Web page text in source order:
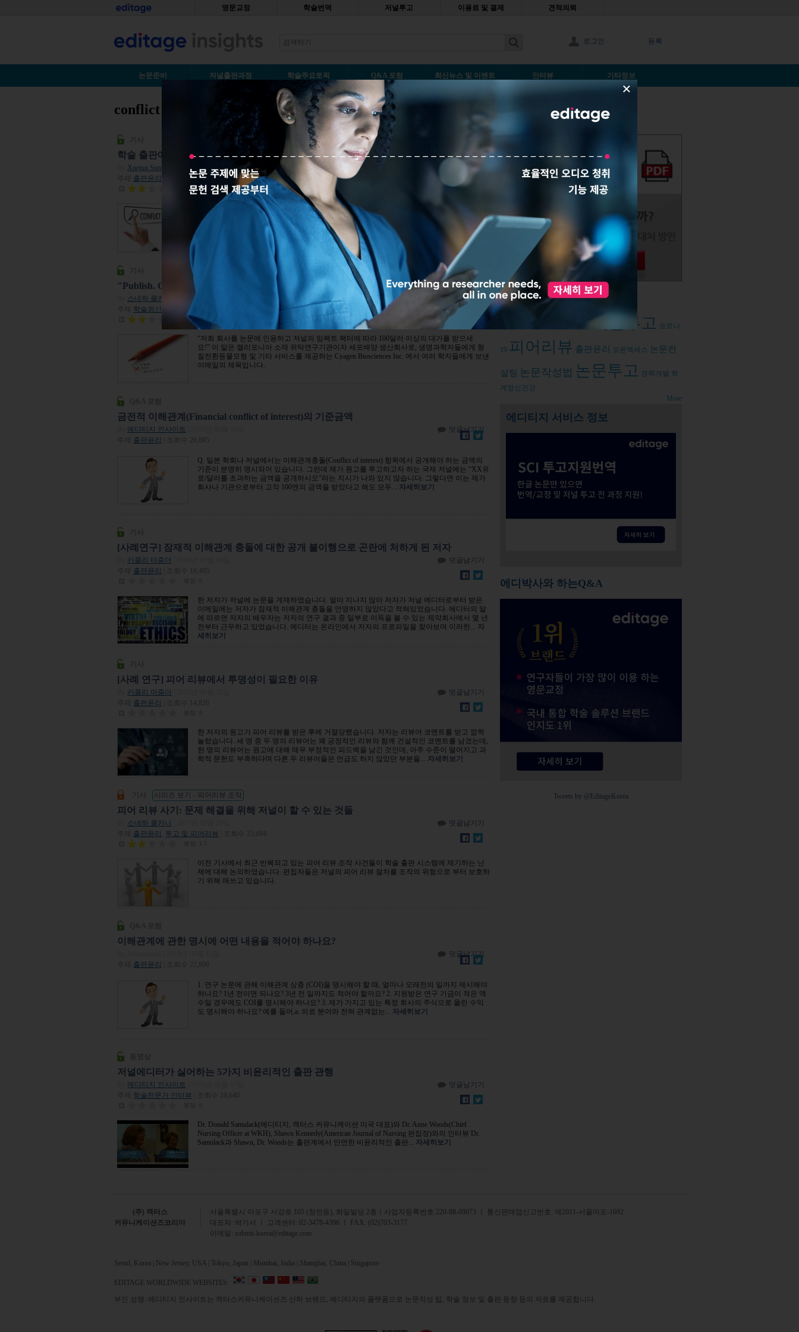
홈 영문교정 학술번역 저널투고 이용료 및 결제 견적의뢰
로그인 등록
논문준비 저널출판과정 학술주요토픽 Q&A 포럼 최신뉴스 및 이벤트 인터뷰 기타정보
You are here
conflict of interest
학술 출판에서 이해관계 충돌(conflict of interests)에 대처하는 법
Xuejun Sun | 2014년 09월 18일
덧글남기기
출판윤리 | 조회수 66,064
평점:1.6
영어로 논문을 작성할 때 보통 저널에서는 마지막에 “이 논문에는 이해관계 충돌의 여지가 없
음(the researcher claims no conflicts of interest.)” 을 명시하도록 하고 있습니다. 이것은 연구가 객
관적이고 공정하다는 저자의 선언과 같습니다. 즉, 연구 결과는 긍정적인 결과를 위한 금전적
이득 등의 외적인 요소나 부정행위와...
자세히보기
"Publish. Cite. Reward.", 한 생명과학 회사의 제도로 학계가 술렁이다
스네하 쿨카니 | 2015년 09월 08일
덧글남기기
학술최신뉴스 | 조회수 15,586
평점:2
“저희 회사를 논문에 인용하고 저널의 임팩트 팩터에 따라 100달러 이상의 대가를 받으세
요!” 이 말은 캘리포니아 소재 위탁연구기관이자 세포배양 생산회사로, 생명과학자들에게 형
질전환동물모형 및 기타 서비스를 제공하는 Cyagen Biosciences Inc. 에서 여러 학자들에게 보낸
이메일의 제목입니다.
금전적 이해관계(Financial conflict of interest)의 기준금액
에디티지 인사이트
덧글남기기
출판윤리
Q. 일본 학회나 저널에서는 이해관계충돌(Conflict of interest) 항목에서 공개해야 하는 금액의
기준이 분명히 명시되어 있습니다. 그런데 제가 원고를 투고하고자 하는 국제 저널에는 “XX유
로/달러를 초과하는 금액을 공개하시오”라는 지시가 나와 있지 않습니다. 그렇다면 이는 제가
회사나 기관으로부터 고작 100엔의 금액을 받았다고 해도 모두... 자세히보기
[사례연구] 잠재적 이해관계 충돌에 대한 공개 불이행으로 곤란에 처하게 된 저자
카콜리 마줌더
덧글남기기
출판윤리
한 저자가 저널에 논문을 게재하였습니다. 얼마 지나지 않아 저자가 저널 에디터로부터 받은
이메일에는 저자가 잠재적 이해관계 충돌을 언명하지 않았다고 적혀있었습니다. 에디터의 말
에 따르면 저자의 배우자는 저자의 연구 결과 중 일부로 이득을 볼 수 있는 제약회사에서 몇 년
전부터 근무하고 있었습니다. 에디터는 온라인에서 저자의 프로파일을 찾아보며 이러한... 자
세히보기
[사례 연구] 피어 리뷰에서 투명성이 필요한 이유
카콜리 마줌더
덧글남기기
출판윤리
한 저자의 원고가 피어 리뷰를 받은 후에 거절당했습니다. 저자는 리뷰어 코멘트를 받고 깜짝
놀랐습니다. 세 명 중 두 명의 리뷰어는 꽤 긍정적인 리뷰와 함께 건설적인 코멘트를 남겼는데,
한 명의 리뷰어는 원고에 대해 매우 부정적인 피드백을 남긴 것인데, 아주 수준이 떨어지고 과
학적 문헌도 부족하다며 다른 두 리뷰어들은 언급도 하지 않았던 부분을... 자세히보기
시리즈 보기 - 피어리뷰 조작
피어 리뷰 사기: 문제 해결을 위해 저널이 할 수 있는 것들
스네하 쿨카니
덧글남기기
출판윤리 투고 및 피어리뷰
이전 기사에서 최근 반복되고 있는 피어 리뷰 조작 사건들이 학술 출판 시스템에 제기하는 난
제에 대해 논의하였습니다. 편집자들은 저널의 피어 리뷰 절차를 조작의 위험으로 부터 보호하
기 위해 애쓰고 있습니다.
이해관계에 관한 명시에 어떤 내용을 적어야 하나요?
덧글남기기
출판윤리
1. 연구 논문에 관해 이해관계 상충 (COI)을 명시해야 할 때, 얼마나 오래전의 일까지 제시해야
하나요? 1년 전이면 되나요? 3년 전 일까지도 적어야 할까요? 2. 지원받은 연구 기금이 적은 액
수일 경우에도 COI를 명시해야 하나요? 3. 제가 가지고 있는 특정 회사의 주식으로 올린 수익
도 명시해야 하나요? 예를 들어,a. 의료 분야와 전혀 관계없는... 자세히보기
저널에디터가 싫어하는 5가지 비윤리적인 출판 관행
에디티지 인사이트
덧글남기기
학술전문가 인터뷰
저널에디터가
싫어하는 5가
지 비윤리적인
Dr. Donald Samulack(에디티지, 캑터스 커뮤니케이션 미국 대표)와 Dr. Anne Woods(Chief
Nursing Officer at WKH), Shawn Kennedy(American Journal of Nursing 편집장)와의 인터뷰 Dr.
Samulack과 Shawn, Dr. Woods는 출판계에서 만연한 비윤리적인 출판... 자세히보기
Related tags
저널투고 코로나
19 피어리뷰 출판윤리 오픈엑세스 논문컨
설팅 논문작성법 논문투고 경력개발 학
계정신건강
More
에디티지 서비스 정보
에디박사와 하는Q&A
Tweets by @EditageKorea
(주) 캑터스
커뮤니케이션즈코리아
서 울특별시 마포구 서강로 105 (창전동), 화일빌딩 2 층
ㅣ사업자등록번호:220-88-09073 ㅣ 통신판매업신고번호: 제2011-서울마포-1692
대표자: 박기서 ㅣ 고객센터:
02-3478-4396 ㅣ FAX: (02)703-3177
이메일: submit-korea@editage.com
Seoul, Korea | New Jersey, USA | Tokyo, Japan | Mumbai, India | Shanghai, China | Singapore
EDITAGE WORLDWIDE WEBSITES:
부인 성명: 에디티지 인사이트는 캑터스커뮤니케이션즈 산하 브랜드, 에디티지의 플랫폼으로 논문작성 팁, 학술 정보 및 출판 동향 등의 자료를 제공합니다.
×